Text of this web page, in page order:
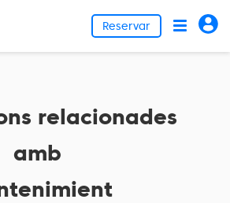
Reservar
relacionades
amb